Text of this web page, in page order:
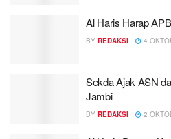
Al Haris Harap
BY REDAKSI 4
Sekda Ajak ASN
Jambi
BY REDAKSI 2